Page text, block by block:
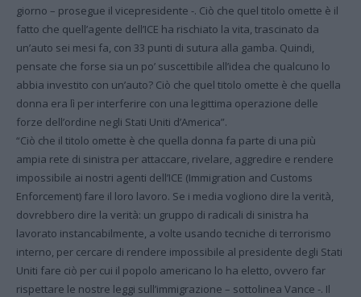
giorno – prosegue il vicepresidente -. Ciò che quel titolo omette è il
fatto che quell’agente dell’ICE ha rischiato la vita, trascinato da
un’auto sei mesi fa, con 33 punti di sutura alla gamba. Quindi,
pensate che forse sia un po’ suscettibile all’idea che qualcuno lo
abbia investito con un’auto? Ciò che quel titolo omette è che quella
donna era lì per interferire con una legittima operazione delle
forze dell’ordine negli Stati Uniti d’America”.
“Ciò che il titolo omette è che quella donna fa parte di una più
ampia rete di sinistra per attaccare, rivelare, aggredire e rendere
impossibile ai nostri agenti dell’ICE (Immigration and Customs
Enforcement) fare il loro lavoro. Se i media vogliono dire la verità,
dovrebbero dire la verità: un gruppo di radicali di sinistra ha
lavorato instancabilmente, a volte usando tecniche di terrorismo
interno, per cercare di rendere impossibile al presidente degli Stati
Uniti fare ciò per cui il popolo americano lo ha eletto, ovvero far
rispettare le nostre leggi sull’immigrazione – sottolinea Vance -. Il